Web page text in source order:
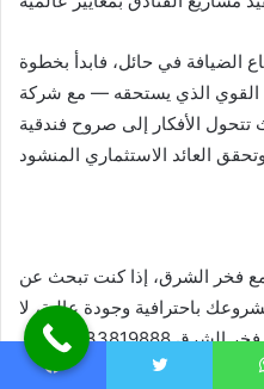
الضيافة في حائل، فابدأ بخطوة
الذي يستحقه — مع شركة
الأفكار إلى صروح فندقية
فخر الشرق، إذا كنت تبحث عن
باحترافية وجودة عالية، لا
تتردد في التواصل مع فريقنا في فخر الشرق 0533819888 فنحن
إلى واقع ملموس بخبرة واسعة،